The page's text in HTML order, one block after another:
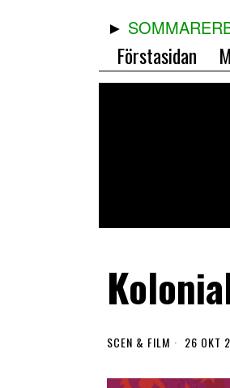
Förstasidan
SCEN & FILM 26 OKT